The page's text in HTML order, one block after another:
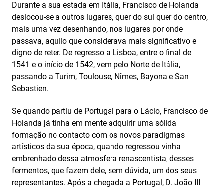
Durante a sua estada em Itália, Francisco de Holanda
deslocou-se a outros lugares, quer do sul quer do centro,
mais uma vez desenhando, nos lugares por onde
passava, aquilo que considerava mais significativo e
digno de reter. De regresso a Lisboa, entre o final de
1541 e o início de 1542, vem pelo Norte de Itália,
passando a Turim, Toulouse, Nîmes, Bayona e San
Sebastien.
Se quando partiu de Portugal para o Lácio, Francisco de
Holanda já tinha em mente adquirir uma sólida
formação no contacto com os novos paradigmas
artísticos da sua época, quando regressou vinha
embrenhado dessa atmosfera renascentista, desses
fermentos, que fazem dele, sem dúvida, um dos seus
representantes. Após a chegada a Portugal, D. João III